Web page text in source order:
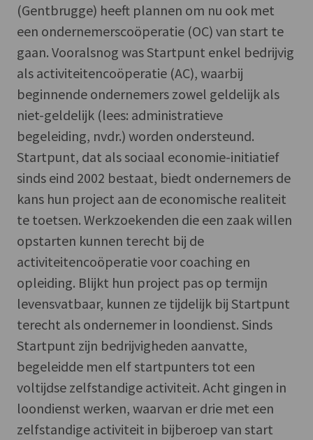
(Gentbrugge) heeft plannen om nu ook met
een ondernemerscoöperatie (OC) van start te
gaan. Vooralsnog was Startpunt enkel bedrijvig
als activiteitencoöperatie (AC), waarbij
beginnende ondernemers zowel geldelijk als
niet-geldelijk (lees: administratieve
begeleiding, nvdr.) worden ondersteund.
Startpunt, dat als sociaal economie-initiatief
sinds eind 2002 bestaat, biedt ondernemers de
kans hun project aan de economische realiteit
te toetsen. Werkzoekenden die een zaak willen
opstarten kunnen terecht bij de
activiteitencoöperatie voor coaching en
opleiding. Blijkt hun project pas op termijn
levensvatbaar, kunnen ze tijdelijk bij Startpunt
terecht als ondernemer in loondienst. Sinds
Startpunt zijn bedrijvigheden aanvatte,
begeleidde men elf startpunters tot een
voltijdse zelfstandige activiteit. Acht gingen in
loondienst werken, waarvan er drie met een
zelfstandige activiteit in bijberoep van start